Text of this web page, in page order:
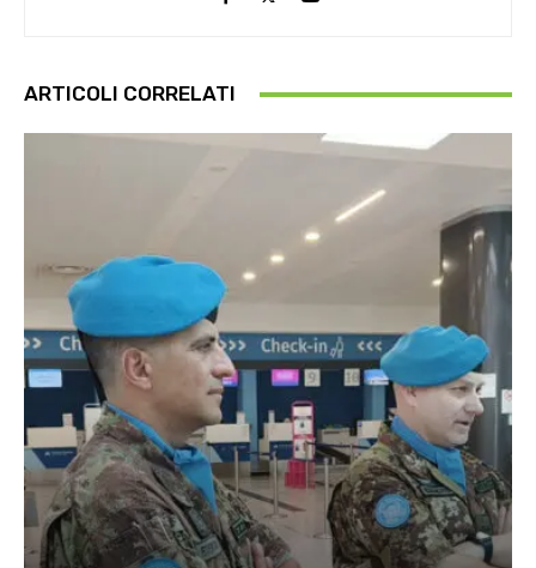
ARTICOLI CORRELATI